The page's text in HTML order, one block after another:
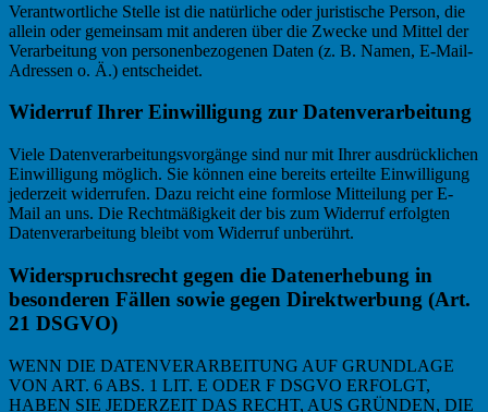
Verantwortliche Stelle ist die natürliche oder juristische Person, die
allein oder gemeinsam mit anderen über die Zwecke und Mittel der
Verarbeitung von personenbezogenen Daten (z. B. Namen, E-Mail-
Adressen o. Ä.) entscheidet.
Widerruf Ihrer Einwilligung zur Datenverarbeitung
Viele Datenverarbeitungsvorgänge sind nur mit Ihrer ausdrücklichen
Einwilligung möglich. Sie können eine bereits erteilte Einwilligung
jederzeit widerrufen. Dazu reicht eine formlose Mitteilung per E-
Mail an uns. Die Rechtmäßigkeit der bis zum Widerruf erfolgten
Datenverarbeitung bleibt vom Widerruf unberührt.
Widerspruchsrecht gegen die Datenerhebung in
besonderen Fällen sowie gegen Direktwerbung (Art.
21 DSGVO)
WENN DIE DATENVERARBEITUNG AUF GRUNDLAGE
VON ART. 6 ABS. 1 LIT. E ODER F DSGVO ERFOLGT,
HABEN SIE JEDERZEIT DAS RECHT, AUS GRÜNDEN, DIE